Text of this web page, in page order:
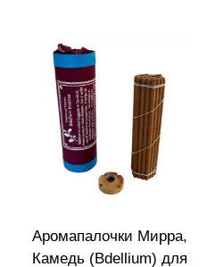
Аромапалочки Мирра,
Камедь (Bdellium) для